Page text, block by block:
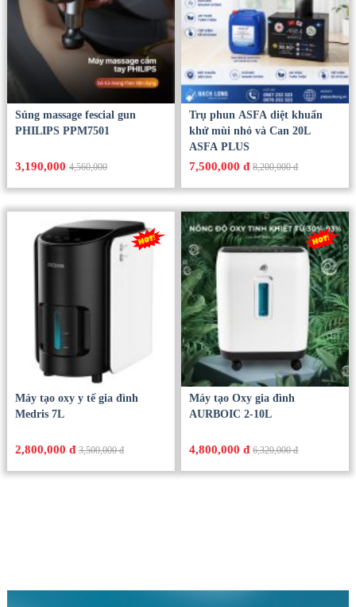
Súng massage fescial gun
PHILIPS PPM7501
3,190,0004,560,000
Trụ phun ASFA diệt khuẩn
khử mùi nhỏ và Can 20L
ASFA PLUS
7,500,000 đ 8,200,000 đ
Máy tạo oxy y tế gia đình
Medris 7L
2,800,000 đ 3,500,000 đ
Máy tạo Oxy gia đình
AURBOIC 2-10L
4,800,000 đ 6,320,000 đ